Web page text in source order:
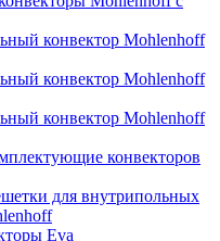
конвектор Mohlenhoff
конвектор Mohlenhoff
конвектор Mohlenhoff
конвекторов
для внутрипольных
Eva